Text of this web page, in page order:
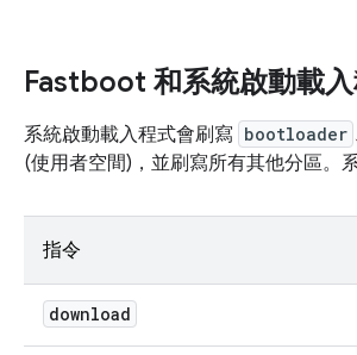
Fastboot 和系統啟動載
系統啟動載入程式會刷寫 bootloader
(使用者空間)，並刷寫所有其他分區。
指令
download